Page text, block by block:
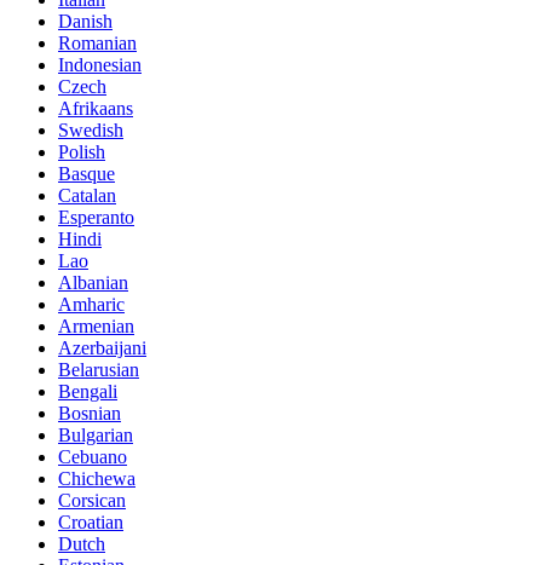
Danish
Romanian
Indonesian
Czech
Afrikaans
Swedish
Polish
Basque
Catalan
Esperanto
Hindi
Lao
Albanian
Amharic
Armenian
Azerbaijani
Belarusian
Bengali
Bosnian
Bulgarian
Cebuano
Chichewa
Corsican
Croatian
Dutch